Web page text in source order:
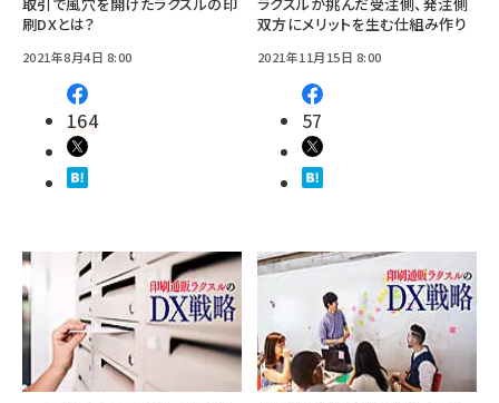
刷DXとは？
2021年8月4日 8:00
164
双方にメリットを生む仕組み作り
2021年11月15日 8:00
57